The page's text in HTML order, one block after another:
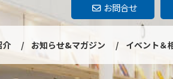
お問合せ
介 お知らせ&マガジン イベント＆